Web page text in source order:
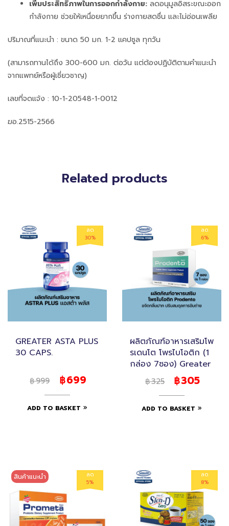
เพิ่มประสิทธิภาพในการออกกำลังกาย: ลดอนุมูลอิสระขณะออก
กำลังกาย ช่วยให้เหนื่อยยากขึ้น ร่างกายสดชื่น และไม่อ่อนเพลีย
ปริมาณที่แนะนำ : ขนาด 50 มก. 1-2 แคปซูล ทุกวัน
(สามารถทานได้ถึง 300-600 มก. ต่อวัน แต่ต้องปฏิบัติตามคำแนะนำ
จากแพทย์หรือผู้เชี่ยวชาญ)
เลขที่จดแจ้ง : 10-1-20548-1-0012
ฆอ.2515-2566
Related products
ลด
30%
GREATER ASTA PLUS
30 CAPS.
฿999 ฿699
ADD TO BASKET
ลด
6%
ผลิตภัณฑ์อาหารเสริมโพ
รเดนโต โพรไบโอติก (1
กล่อง 7ซอง) Greater
฿325 ฿305
ADD TO BASKET
ลด
5%
สินค้าแนะนำ
ลด
8%